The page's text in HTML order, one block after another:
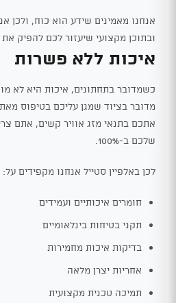
אנחנו מאמינים שידע הוא כוח, ולכן
ובתוכן מקצועי שיעזור לכם להפיק
איכות ללא פשרות
כשמדובר בתחתונים, איכות היא לא
מדובר בציוד שמגן עליכם בטיפוס
אתכם בתנאי מזג אוויר קשים, אתם
שלכם ב-100%.
לכן באלפיין סטייל אנחנו מקפידים על:
חומרים איכותיים ועמידים
תקני בטיחות בינלאומיים
בדיקות איכות מחמירות
אחריות יצרן מלאה
תמיכה טכנית מקצועית